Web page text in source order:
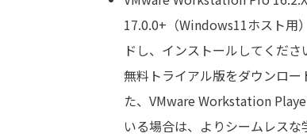
17.0.0+（Windows11ホスト用
ドし、インストールしてくだ
無料トライアル版をダウンロ
た、VMware Workstation
いる場合は、よりシームレス